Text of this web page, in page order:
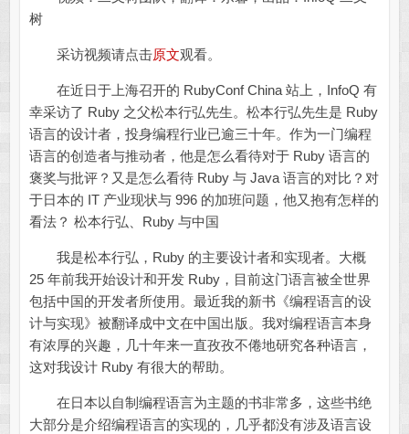
树
采访视频请点击原文观看。
在近日于上海召开的 RubyConf China 站上，InfoQ 有
幸采访了 Ruby 之父松本行弘先生。松本行弘先生是 Ruby
语言的设计者，投身编程行业已逾三十年。作为一门编程
语言的创造者与推动者，他是怎么看待对于 Ruby 语言的
褒奖与批评？又是怎么看待 Ruby 与 Java 语言的对比？对
于日本的 IT 产业现状与 996 的加班问题，他又抱有怎样的
看法？ 松本行弘、Ruby 与中国
我是松本行弘，Ruby 的主要设计者和实现者。大概
25 年前我开始设计和开发 Ruby，目前这门语言被全世界
包括中国的开发者所使用。最近我的新书《编程语言的设
计与实现》被翻译成中文在中国出版。我对编程语言本身
有浓厚的兴趣，几十年来一直孜孜不倦地研究各种语言，
这对我设计 Ruby 有很大的帮助。
在日本以自制编程语言为主题的书非常多，这些书绝
大部分是介绍编程语言的实现的，几乎都没有涉及语言设